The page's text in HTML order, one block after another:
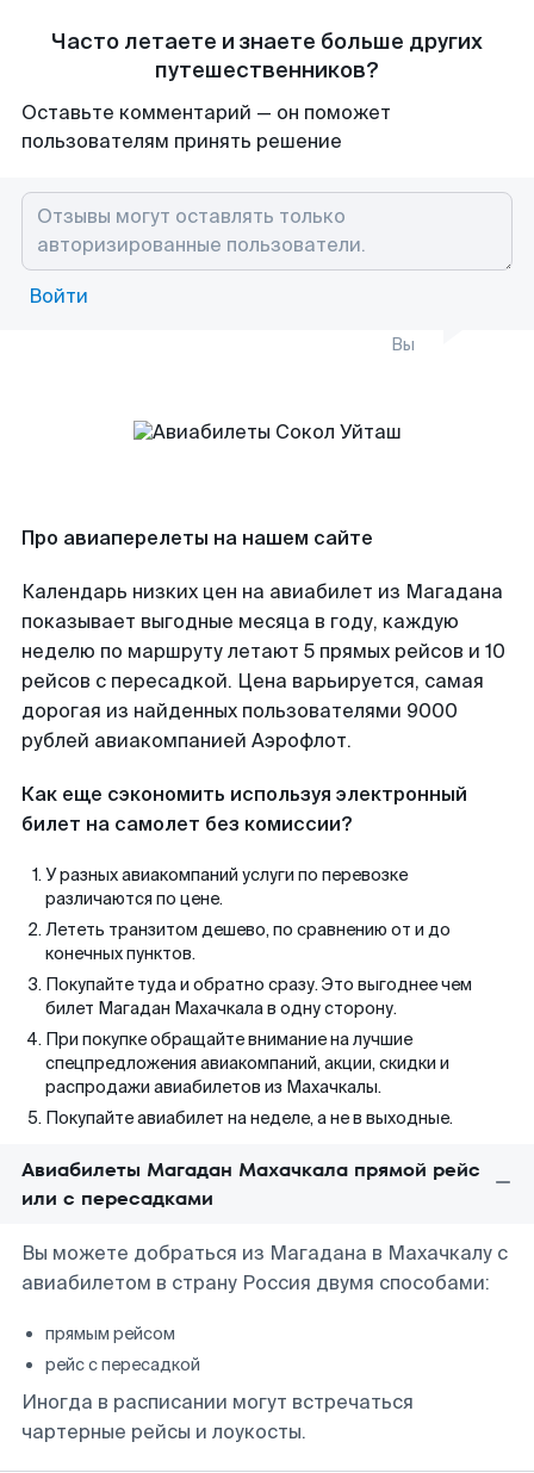
Часто летаете и знаете больше других
путешественников?
Оставьте комментарий — он поможет
пользователям принять решение
Войти
Вы
Про авиаперелеты на нашем сайте
Календарь низких цен на авиабилет из Магадана
показывает выгодные месяца в году, каждую
неделю по маршруту летают 5 прямых рейсов и 10
рейсов с пересадкой. Цена варьируется, самая
дорогая из найденных пользователями 9000
рублей авиакомпанией Аэрофлот.
Как еще сэкономить используя электронный
билет на самолет без комиссии?
У разных авиакомпаний услуги по перевозке
различаются по цене.
Лететь транзитом дешево, по сравнению от и до
конечных пунктов.
Покупайте туда и обратно сразу. Это выгоднее чем
билет Магадан Махачкала в одну сторону.
При покупке обращайте внимание на лучшие
спецпредложения авиакомпаний, акции, скидки и
распродажи авиабилетов из Махачкалы.
Покупайте авиабилет на неделе, а не в выходные.
Авиабилеты Магадан Махачкала прямой рейс
или с пересадками
Вы можете добраться из Магадана в Махачкалу с
авиабилетом в страну Россия двумя способами:
прямым рейсом
рейс с пересадкой
Иногда в расписании могут встречаться
чартерные рейсы и лоукосты.